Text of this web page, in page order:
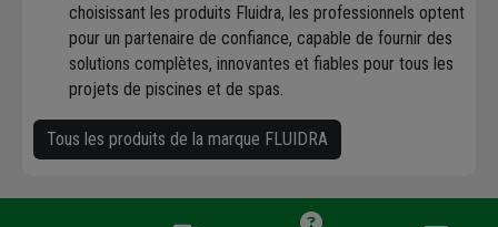
choisissant les produits Fluidra, les professionnels optent
pour un partenaire de confiance, capable de fournir des
solutions complètes, innovantes et fiables pour tous les
projets de piscines et de spas.
Tous les produits de la marque FLUIDRA